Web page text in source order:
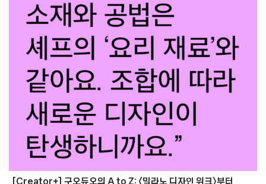
[Creator+] 구오듀오의 A to Z: 〈밀라노 디자인 위크〉부터